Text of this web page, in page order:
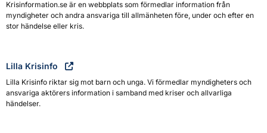
Krisinformation.se är en webbplats som förmedlar information från
myndigheter och andra ansvariga till allmänheten före, under och efter en
stor händelse eller kris.
Lilla Krisinfo
Lilla Krisinfo riktar sig mot barn och unga. Vi förmedlar myndigheters och
ansvariga aktörers information i samband med kriser och allvarliga
händelser.